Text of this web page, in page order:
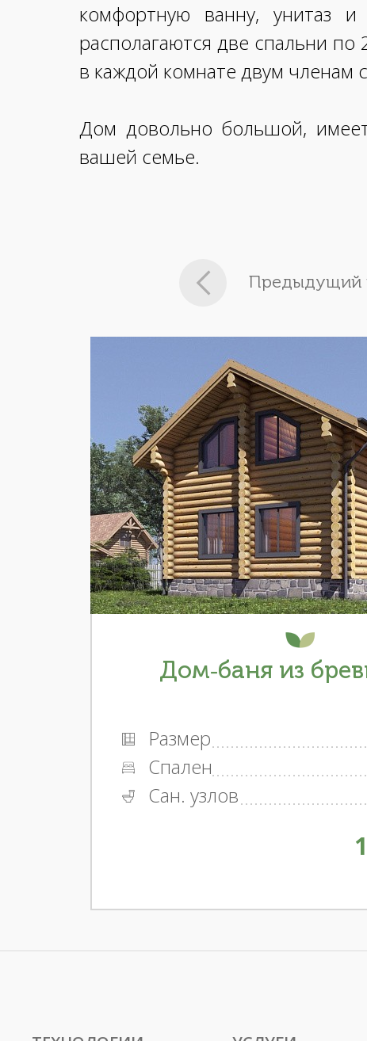
комфортную ванну, унитаз
располагаются две спальни
в каждой комнате двум членам
Дом довольно большой,
вашей семье.
Предыдущий
Дом-баня из
Размер
Спален
Сан. узлов